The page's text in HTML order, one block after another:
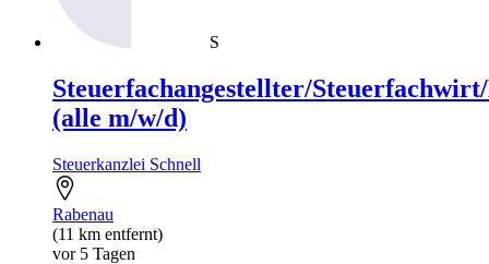
S
Steuerfachangestellter/
(alle m/w/d)
Steuerkanzlei Schnell
Rabenau
(11 km entfernt)
vor 5 Tagen